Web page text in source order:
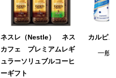
ネスレ（Nestle） ネス
カフェ プレミアムレギ
ュラーソリュブルコーヒ
ーギフト
カルピ
一般